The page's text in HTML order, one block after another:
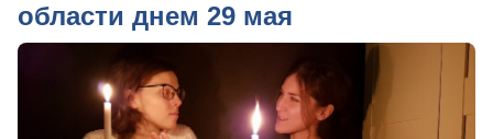
области днем 29 мая